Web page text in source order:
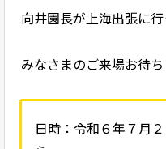
向井園長が上海出張に
みなさまのご来場お待
日時：令和６年７月